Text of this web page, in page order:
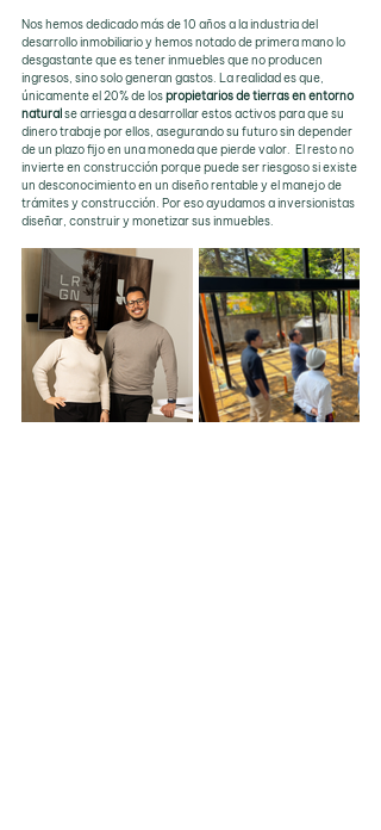
Nos hemos dedicado más de 10 años a la industria del
desarrollo inmobiliario y hemos notado de primera mano lo
desgastante que es tener inmuebles que no producen
ingresos, sino solo generan gastos. La realidad es que,
únicamente el 20% de los propietarios de tierras en entorno
natural se arriesga a desarrollar estos activos para que su
dinero trabaje por ellos, asegurando su futuro sin depender
de un plazo fijo en una moneda que pierde valor.  El resto no
invierte en construcción porque puede ser riesgoso si existe
un desconocimiento en un diseño rentable y el manejo de
trámites y construcción. Por eso ayudamos a inversionistas
diseñar, construir y monetizar sus inmuebles.